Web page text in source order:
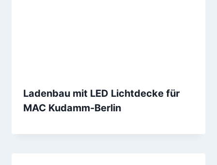
Ladenbau mit LED Lichtdecke für
MAC Kudamm-Berlin